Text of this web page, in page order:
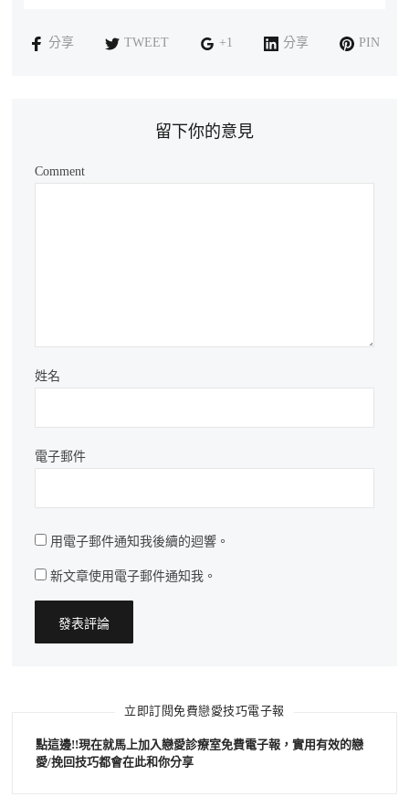
分享 TWEET +1 分享 PIN
留下你的意見
Comment
姓名
電子郵件
用電子郵件通知我後續的迴響。
新文章使用電子郵件通知我。
立即訂閱免費戀愛技巧電子報
點這邊!!現在就馬上加入戀愛診療室免費電子報，實用有效的戀
愛/挽回技巧都會在此和你分享